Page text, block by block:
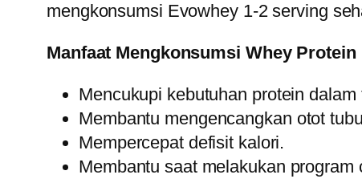
mengkonsumsi Evowhey 1-2 serving
Manfaat Mengkonsumsi Whey Protein
Mencukupi kebutuhan protein dalam
Membantu mengencangkan otot
Mempercepat defisit kalori.
Membantu saat melakukan program